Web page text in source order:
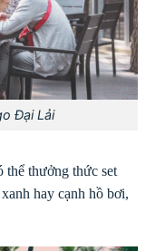
Đại Lải
thể thưởng thức set
hay cạnh hồ bơi,